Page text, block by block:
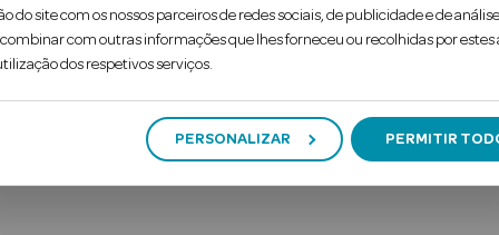
do site com os nossos parceiros de redes sociais, de publicidade e de
com outras informações que lhes forneceu ou recolhidas por estes
dos respetivos serviços.
PERSONALIZAR PERMITIR
realizar novas aplicaçõ…